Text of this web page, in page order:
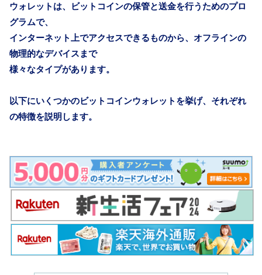
ウォレットは、ビットコインの保管と送金を行うためのプロ
グラムで、
インターネット上でアクセスできるものから、オフラインの
物理的なデバイスまで
様々なタイプがあります。
以下にいくつかのビットコインウォレットを挙げ、それぞれ
の特徴を説明します。